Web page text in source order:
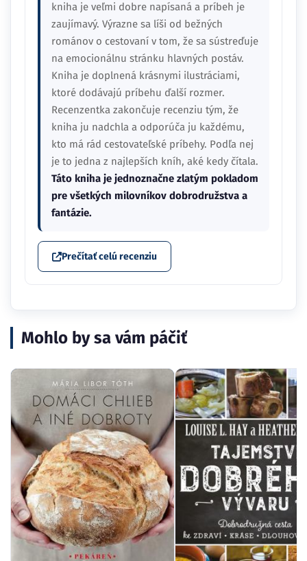
kniha je veľmi dobre napísaná a príbeh je
zaujímavý. Výrazne sa líši od bežných
románov o cestovaní v tom, že sa sústreďuje
na emocionálnu stránku hlavných postáv.
Kniha je doplnená krásnymi ilustráciami,
ktoré dodávajú príbehu ďalší rozmer.
Recenzentka zakončuje recenziu tým, že
kniha ju nadchla a odporúča ju každému,
kto má rád cestovateľské príbehy. Podľa nej
je to jedna z najlepších kníh, aké kedy čítala.
Táto kniha je jednoznačne zlatým pokladom
pre všetkých milovníkov dobrodružstva a
fantázie.
Prečítať celú recenziu
Mohlo by sa vám páčiť